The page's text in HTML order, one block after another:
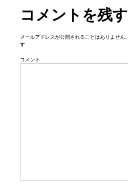
n
コメントを残す
メールアドレスが公開されることはありません。
す
コメント